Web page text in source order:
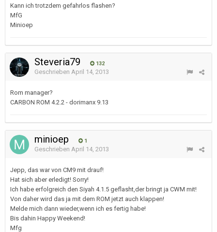
Kann ich trotzdem gefahrlos flashen?
MfG
Minioep
Steveria79 132
Geschrieben April 14, 2013
Rom manager?
CARBON ROM 4.2.2 - dorimanx 9.13
minioep 1
Geschrieben April 14, 2013
Jepp, das war von CM9 mit drauf!
Hat sich aber erledigt! Sorry!
Ich habe erfolgreich den Siyah 4.1.5 geflasht,der bringt ja CWM mit!
Von daher wird das ja mit dem ROM jetzt auch klappen!
Melde mich dann wieder,wenn ich es fertig habe!
Bis dahin Happy Weekend!
Mfg